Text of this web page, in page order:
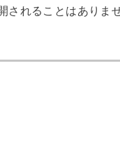
されることはありま